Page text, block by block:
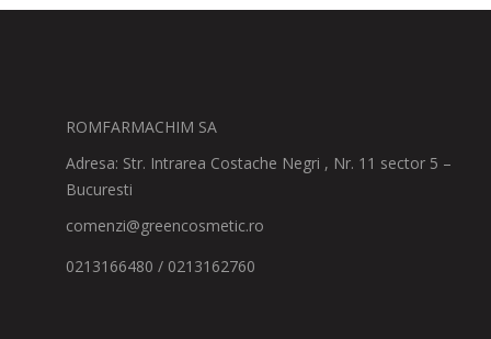
ROMFARMACHIM SA
Adresa: Str. Intrarea Costache Negri , Nr. 11 sector 5 –
Bucuresti
comenzi@greencosmetic.ro
0213166480 / 0213162760